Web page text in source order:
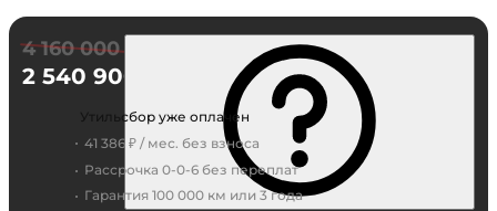
4 160 000 ₽
2 540 900 ₽
Утильсбор уже оплачен
41 386 ₽ / мес. без взноса
Рассрочка 0-0-6 без переплат
Гарантия 100 000 км или 3 года